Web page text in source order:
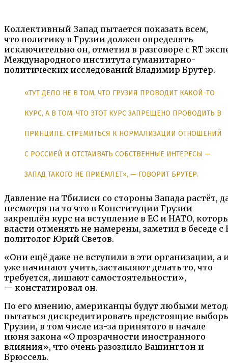
Коллективный Запад пытается показать всем,
что политику в Грузии должен определять
исключительно он, отметил в разговоре с RT
Международного института гуманитарно-
политических исследований Владимир Брутер.
«ТУТ ДЕЛО НЕ В ТОМ, ЧТО ГРУЗИЯ ПРОВОДИТ КАКОЙ-ТО
КУРС, А В ТОМ, ЧТО ЭТОТ КУРС ЗАПРЕЩЕНО ПРОВОДИТЬ В
ПРИНЦИПЕ. СТРЕМИТЬСЯ К НОРМАЛИЗАЦИИ ОТНОШЕНИЙ
С РОССИЕЙ И ОТСТАИВАТЬ СОБСТВЕННЫЕ ИНТЕРЕСЫ —
ЗАПАД ТАКОГО НЕ ПРИЕМЛЕТ», — ГОВОРИТ БРУТЕР.
Давление на Тбилиси со стороны Запада растёт,
несмотря на то что в Конституции Грузии
закреплён курс на вступление в ЕС и НАТО,
власти отменять не намерены, заметил в беседе с
политолог Юрий Светов.
«Они ещё даже не вступили в эти организации, а
уже начинают учить, заставляют делать то, что
требуется, лишают самостоятельности»,
— констатировал он.
По его мнению, американцы будут любыми
пытаться дискредитировать предстоящие
Грузии, в том числе из-за принятого в начале
июня закона «О прозрачности иностранного
влияния», что очень разозлило Вашингтон и
Брюссель.